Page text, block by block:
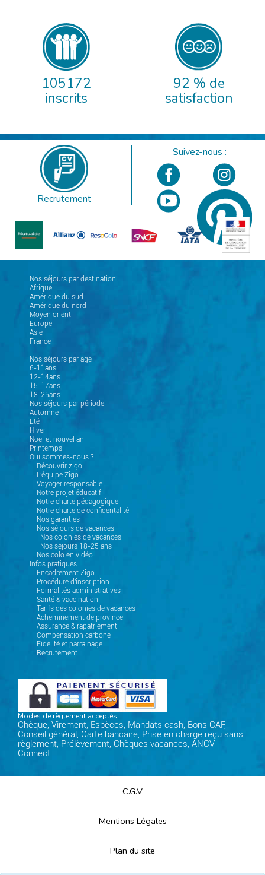
105172
inscrits
92 % de
satisfaction
Recrutement
Suivez-nous :
Nos séjours par destination
Afrique
Amérique du sud
Amérique du nord
Moyen orient
Europe
Asie
France
Nos séjours par age
6-11ans
12-14ans
15-17ans
18-25ans
Nos séjours par période
Automne
Eté
Hiver
Noel et nouvel an
Printemps
Qui sommes-nous ?
Découvrir zigo
L'équipe Zigo
Voyager responsable
Notre projet éducatif
Notre charte pédagogique
Notre charte de confidentalité
Nos garanties
Nos séjours de vacances
Nos colonies de vacances
Nos séjours 18-25 ans
Nos colo en vidéo
Infos pratiques
Encadrement Zigo
Procédure d'inscription
Formalités administratives
Santé & vaccination
Tarifs des colonies de vacances
Acheminement de province
Assurance & rapatriement
Compensation carbone
Fidélité et parrainage
Recrutement
Modes de règlement acceptés
Chèque, Virement, Espèces, Mandats cash, Bons CAF,
Conseil général, Carte bancaire, Prise en charge reçu sans
règlement, Prélèvement, Chèques vacances, ANCV-
Connect
C.G.V
Mentions Légales
Plan du site